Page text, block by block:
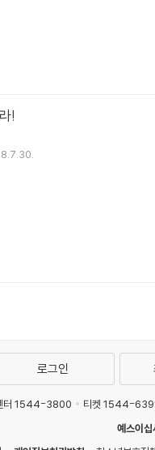
!
로그인
터 1544-3800 티켓 1544-
예스이